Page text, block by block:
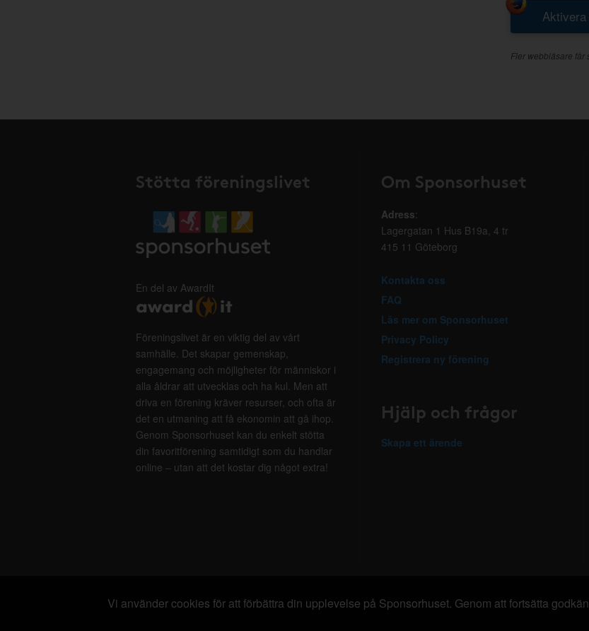
Fler webbläsare får
Stötta föreningslivet
En del av AwardIt
Föreningslivet är en viktig del av vårt
samhälle. Det skapar gemenskap,
engagemang och möjligheter för människor i
alla åldrar att utvecklas och ha kul. Men att
driva en förening kräver resurser, och ofta är
det en utmaning att få ekonomin att gå ihop.
Genom Sponsorhuset kan du enkelt stötta
din favoritförening samtidigt som du handlar
online – utan att det kostar dig något extra!
Om Sponsorhuset
Adress:
Lagergatan 1 Hus B19a, 4 tr
415 11 Göteborg
Kontakta oss
FAQ
Läs mer om Sponsorhuset
Privacy Policy
Registrera ny förening
Hjälp och frågor
Skapa ett ärende
Vi använder cookies för att förbättra din upplevelse på Sponsorhuset. Genom att fortsätta